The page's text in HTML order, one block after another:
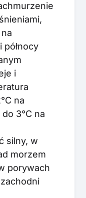
północy
i
na
3°C na
silny, w
morzem
porywach